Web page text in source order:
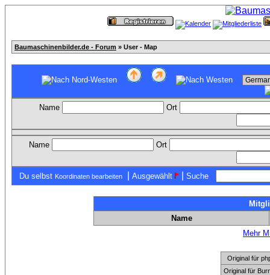
Baumaschinenbilder.de - Forum » User - Map
Name Ort
Name Ort
Du selbst Koordinaten bearbeiten Ausgewählt | Suche
Name
Mehr
Original für
Original für